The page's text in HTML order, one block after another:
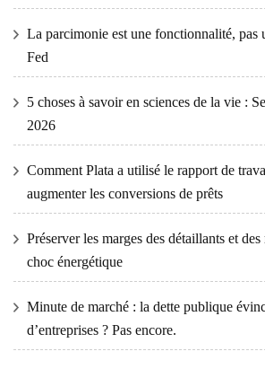
La parcimonie est une fonctionnalité, pas
Fed
5 choses à savoir en sciences de la vie :
2026
Comment Plata a utilisé le rapport de
augmenter les conversions de prêts
Préserver les marges des détaillants et des
choc énergétique
Minute de marché : la dette publique
d’entreprises ? Pas encore.